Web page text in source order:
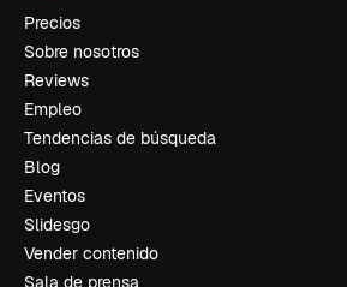
Precios
Sobre nosotros
Reviews
Empleo
Tendencias de búsqueda
Blog
Eventos
Slidesgo
Vender contenido
Sala de prensa